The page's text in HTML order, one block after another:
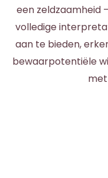
een zeldzaamheid
volledige
aan te bieden,
bewaarpotentiële